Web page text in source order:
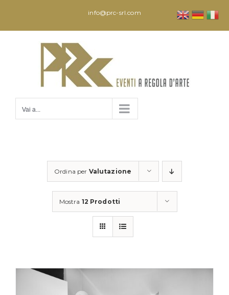
contenuto
info@prc-srl.com
Vai a...
Ordina per Valutazione
Mostra 12 Prodotti